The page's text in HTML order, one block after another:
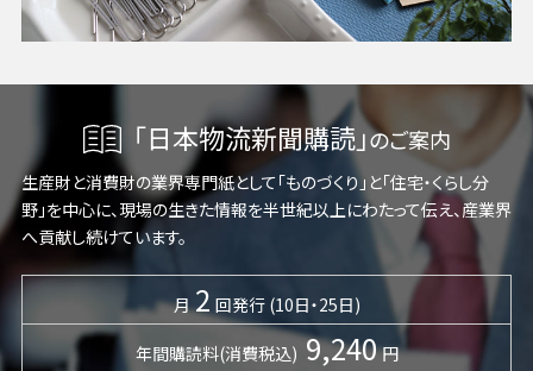
「日本物流新聞購読」のご案内
生産財と消費財の業界専門紙として「ものづくり」と「住宅・くらし分
野」を中心に、現場の生きた情報を半世紀以上にわたって伝え、産業界
へ貢献し続けています。
月 2 回発行 (10日・25日)
年間購読料(消費税込) 9,240 円